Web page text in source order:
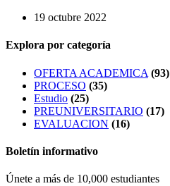
19 octubre 2022
Explora por categoría
OFERTA ACADEMICA (93)
PROCESO (35)
Estudio (25)
PREUNIVERSITARIO (17)
EVALUACION (16)
Boletín informativo
Únete a más de 10,000 estudiantes